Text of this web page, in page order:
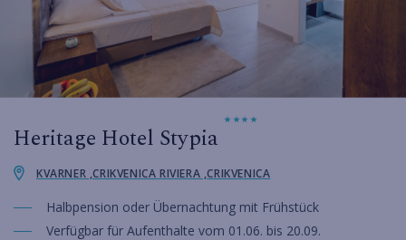
Heritage Hotel Stypia
KVARNER ,CRIKVENICA RIVIERA ,CRIKVENICA
Halbpension oder Übernachtung mit Frühstück
Verfügbar für Aufenthalte vom 01.06. bis 20.09.